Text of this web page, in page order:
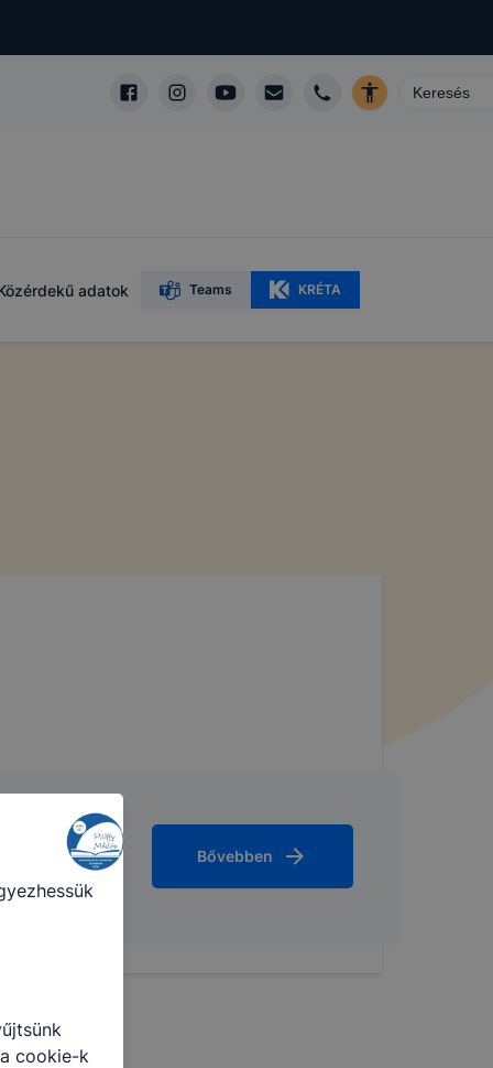
adatok Teams KRÉTA
Bővebben
cookie-
-
a
A
a
cookie-k